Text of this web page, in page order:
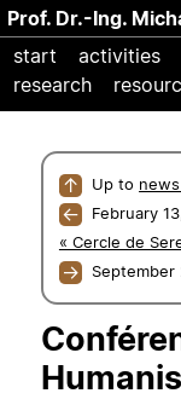
Prof. Dr.-Ing.
start
activities
research
↑ Up to
← February
« Cercle de
→ September